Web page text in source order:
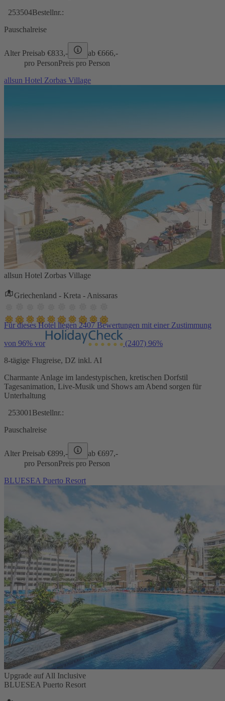
253504Bestellnr.:
Pauschalreise
Alter Preisab €833,- ab €666,-
pro PersonPreis pro Person
allsun Hotel Zorbas Village
allsun Hotel Zorbas Village
Griechenland - Kreta - Anissaras
Für dieses Hotel liegen 2407 Bewertungen mit einer Zustimmung
von 96% vor (2407) 96%
8-tägige Flugreise, DZ inkl. AI
Charmante Anlage im landestypischen, kretischen Dorfstil
Tagesanimation, Live-Musik und Shows am Abend sorgen für
Unterhaltung
253001 Bestellnr.:
Pauschalreise
Alter Preisab €899,- ab €697,-
pro PersonPreis pro Person
BLUESEA Puerto Resort
Upgrade auf All Inclusive
BLUESEA Puerto Resort